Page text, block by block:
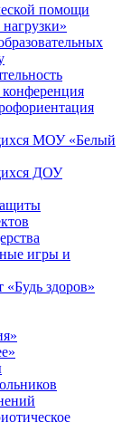
помощи
конференция
МОУ «Белый
ДОУ
игры и
здоров»